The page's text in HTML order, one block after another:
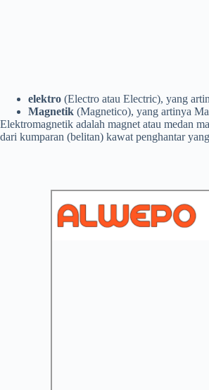
elektro (Electro atau Electric), yang
Magnetik (Magnetico), yang artinya
Elektromagnetik adalah magnet atau medan
dari kumparan (belitan) kawat penghantar